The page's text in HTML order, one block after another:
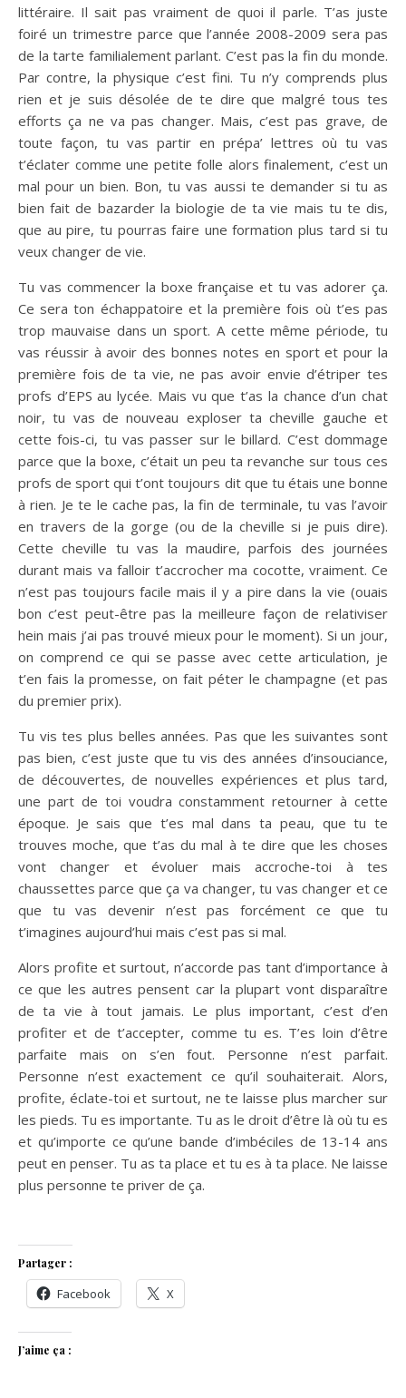
littéraire. Il sait pas vraiment de quoi il parle. T’as juste
foiré un trimestre parce que l’année 2008-2009 sera pas
de la tarte familialement parlant. C’est pas la fin du monde.
Par contre, la physique c’est fini. Tu n’y comprends plus
rien et je suis désolée de te dire que malgré tous tes
efforts ça ne va pas changer. Mais, c’est pas grave, de
toute façon, tu vas partir en prépa’ lettres où tu vas
t’éclater comme une petite folle alors finalement, c’est un
mal pour un bien. Bon, tu vas aussi te demander si tu as
bien fait de bazarder la biologie de ta vie mais tu te dis,
que au pire, tu pourras faire une formation plus tard si tu
veux changer de vie.
Tu vas commencer la boxe française et tu vas adorer ça.
Ce sera ton échappatoire et la première fois où t’es pas
trop mauvaise dans un sport. A cette même période, tu
vas réussir à avoir des bonnes notes en sport et pour la
première fois de ta vie, ne pas avoir envie d’étriper tes
profs d’EPS au lycée. Mais vu que t’as la chance d’un chat
noir, tu vas de nouveau exploser ta cheville gauche et
cette fois-ci, tu vas passer sur le billard. C’est dommage
parce que la boxe, c’était un peu ta revanche sur tous ces
profs de sport qui t’ont toujours dit que tu étais une bonne
à rien. Je te le cache pas, la fin de terminale, tu vas l’avoir
en travers de la gorge (ou de la cheville si je puis dire).
Cette cheville tu vas la maudire, parfois des journées
durant mais va falloir t’accrocher ma cocotte, vraiment. Ce
n’est pas toujours facile mais il y a pire dans la vie (ouais
bon c’est peut-être pas la meilleure façon de relativiser
hein mais j’ai pas trouvé mieux pour le moment). Si un jour,
on comprend ce qui se passe avec cette articulation, je
t’en fais la promesse, on fait péter le champagne (et pas
du premier prix).
Tu vis tes plus belles années. Pas que les suivantes sont
pas bien, c’est juste que tu vis des années d’insouciance,
de découvertes, de nouvelles expériences et plus tard,
une part de toi voudra constamment retourner à cette
époque. Je sais que t’es mal dans ta peau, que tu te
trouves moche, que t’as du mal à te dire que les choses
vont changer et évoluer mais accroche-toi à tes
chaussettes parce que ça va changer, tu vas changer et ce
que tu vas devenir n’est pas forcément ce que tu
t’imagines aujourd’hui mais c’est pas si mal.
Alors profite et surtout, n’accorde pas tant d’importance à
ce que les autres pensent car la plupart vont disparaître
de ta vie à tout jamais. Le plus important, c’est d’en
profiter et de t’accepter, comme tu es. T’es loin d’être
parfaite mais on s’en fout. Personne n’est parfait.
Personne n’est exactement ce qu’il souhaiterait. Alors,
profite, éclate-toi et surtout, ne te laisse plus marcher sur
les pieds. Tu es importante. Tu as le droit d’être là où tu es
et qu’importe ce qu’une bande d’imbéciles de 13-14 ans
peut en penser. Tu as ta place et tu es à ta place. Ne laisse
plus personne te priver de ça.
Partager :
Facebook X
J’aime ça :